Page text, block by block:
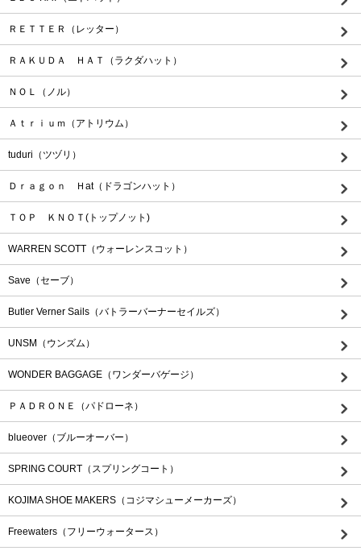
ＲＥＴＴＥＲ（レッター）
ＲＡＫＵＤＡ ＨＡＴ（ラクダハット）
ＮＯＬ（ノル）
Ａｔｒｉｕｍ（アトリウム）
tuduri（ツヅリ）
Ｄｒａｇｏｎ Ｈat（ドラゴンハット）
ＴＯＰ ＫＮＯＴ(トップノット)
WARREN SCOTT（ウォーレンスコット）
Save（セーブ）
Butler Verner Sails（バトラーバーナーセイルズ）
UNSM（ウンズム）
WONDER BAGGAGE（ワンダーバゲージ）
ＰＡＤＲＯＮＥ（パドローネ）
blueover（ブルーオーバー）
SPRING COURT（スプリングコート）
KOJIMA SHOE MAKERS（コジマシューメーカーズ）
Freewaters（フリーウォータース）